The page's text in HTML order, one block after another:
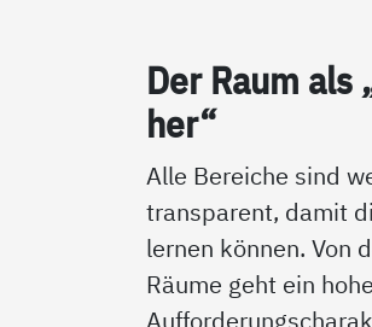
Der Raum
her“
Alle Bereiche sind
transparent, damit
lernen können. Von
Räume geht ein